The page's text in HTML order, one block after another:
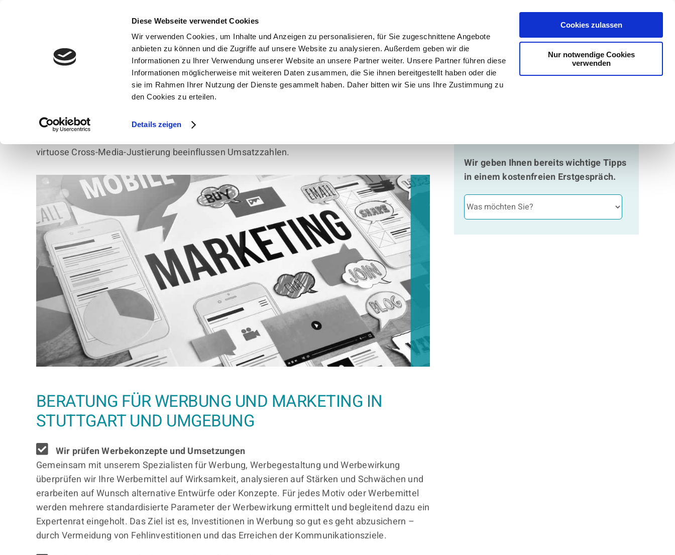
Diese Webseite verwendet Cookies
Wir verwenden Cookies, um Inhalte und Anzeigen zu personalisieren, für Sie zugeschnittene Angebote
anbieten zu können und die Zugriffe auf unsere Website zu analysieren. Außerdem geben wir die
Informationen zu Ihrer Verwendung unserer Website an unsere Partner weiter. Unsere Partner führen diese
Informationen möglicherweise mit weiteren Daten zusammen, die Sie ihnen bereitgestellt haben oder die
sie im Rahmen Ihrer Nutzung der Dienste gesammelt haben. Daher bitten wir Sie uns Ihre Zustimmung zu
den Cookies zu erteilen.
Details zeigen
Cookies zulassen
Nur notwendige Cookies
verwenden
Über uns Kernkompetenzen
Aufbau, Art und Fortsetzung eines Dialogs zum Kunden sind entscheidende
und Emotionen einkauft, spielen Produktstories, eine werbepsychologisch sinnvolle
virtuose Cross-Media-Justierung beeinflussen Umsatzzahlen.
BERATUNG FÜR WERBUNG UND MARKETING IN
STUTTGART UND UMGEBUNG
Wir prüfen Werbekonzepte und Umsetzungen
Gemeinsam mit unserem Spezialisten für Werbung, Werbegestaltung und Werbewirkung
überprüfen wir Ihre Werbemittel auf Wirksamkeit, analysieren auf Stärken und Schwächen und
erarbeiten auf Wunsch alternative Entwürfe oder Konzepte. Für jedes Motiv oder Werbemittel
werden mehrere standardisierte Parameter der Werbewirkung ermittelt und begleitend dazu ein
Expertenrat eingeholt. Das Ziel ist es, Investitionen in Werbung so gut es geht abzusichern –
durch Vermeidung von Fehlinvestitionen und das Erreichen der Kommunikationsziele.
Wir geben Ihnen bereits wichtige Tipps
in einem kostenfreien Erstgespräch.